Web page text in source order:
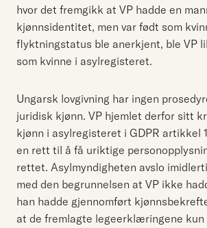
hvor det fremgikk at VP hadde en
kjønnsidentitet, men var født som
flyktningstatus ble anerkjent, ble VP
som kvinne i asylregisteret.
Ungarsk lovgivning har ingen
juridisk kjønn. VP hjemlet derfor sitt
kjønn i asylregisteret i GDPR artikkel
en rett til å få uriktige
rettet. Asylmyndigheten avslo
med den begrunnelsen at VP ikke
han hadde gjennomført
at de fremlagte legeerklæringene kun